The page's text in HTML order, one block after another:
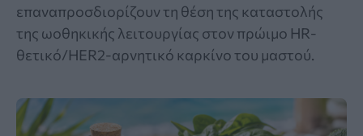
επαναπροσδιορίζουν τη θέση της καταστολής
της ωοθηκικής λειτουργίας στον πρώιμο HR-
θετικό/HER2-αρνητικό καρκίνο του μαστού.